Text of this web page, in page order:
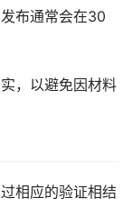
布通常会在30
，以避免因材料
相应的验证相结